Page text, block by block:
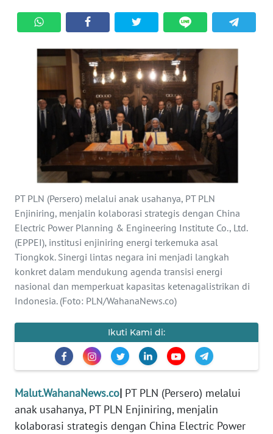
PT PLN (Persero) melalui anak usahanya, PT PLN
Enjiniring, menjalin kolaborasi strategis dengan China
Electric Power Planning & Engineering Institute Co., Ltd.
(EPPEI), institusi enjiniring energi terkemuka asal
Tiongkok. Sinergi lintas negara ini menjadi langkah
konkret dalam mendukung agenda transisi energi
nasional dan memperkuat kapasitas ketenagalistrikan di
Indonesia. (Foto: PLN/WahanaNews.co)
Ikuti Kami di:
Malut.WahanaNews.co| PT PLN (Persero) melalui
anak usahanya, PT PLN Enjiniring, menjalin
kolaborasi strategis dengan China Electric Power
SERBA-
SERBI
INDEKS
KONTAK
INFO
IKLAN
TENTANG
KAMI
PEDOMAN
KARIR
DISCLAIMER